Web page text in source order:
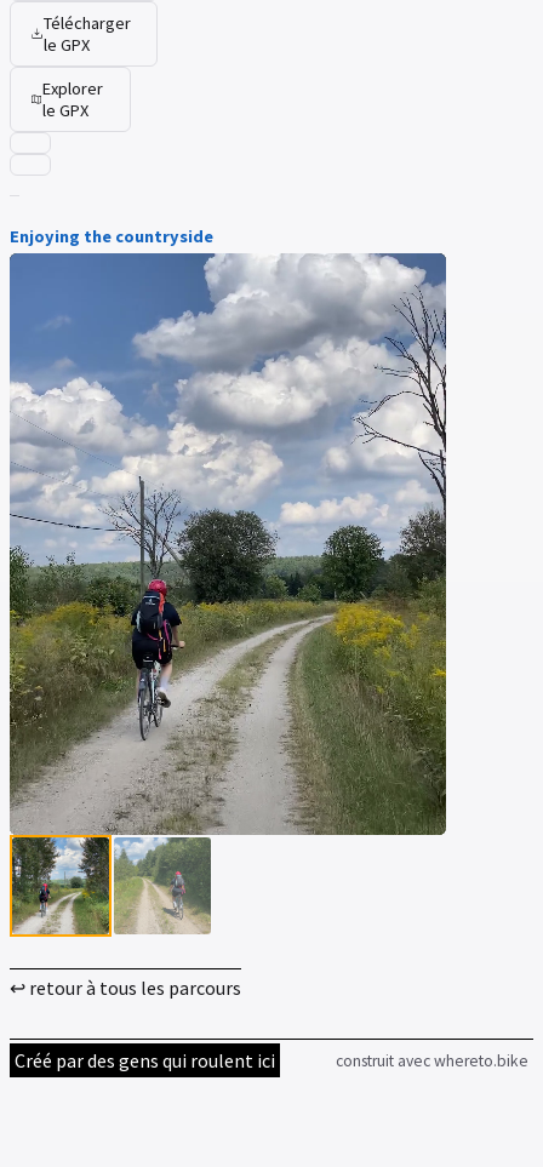
Télécharger
le GPX
Explorer
le GPX
Enjoying the countryside
↩ retour à tous les parcours
Créé par des gens qui roulent ici construit avec whereto.bike